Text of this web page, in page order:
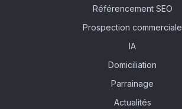
Référencement SEO
Prospection commerciale
IA
Domiciliation
Parrainage
Actualités